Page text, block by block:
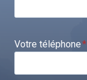
Votre téléphone*